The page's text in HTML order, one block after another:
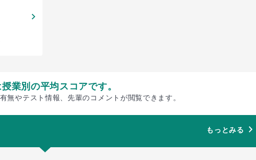
業別の平均スコアです。
無やテスト情報、先輩のコメントが閲覧できます。
もっとみる